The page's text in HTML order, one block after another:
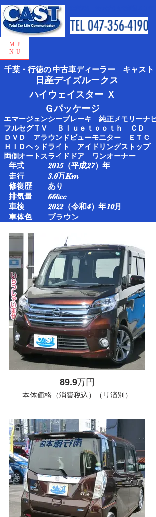
千葉・行徳の中古車ディーラー キャスト
ME
NU
日産デイズルークス
ハイウェイスター Ｘ
Ｇパッケージ
エマージェンシーブレーキ 純正メモリーナ
フルセグＴＶ Ｂｌｕｅｔｏｏｔｈ ＣＤ
ＤＶＤ アラウンドビューモニター ＥＴ
ＨＩＤヘッドライト アイドリングストッ
両側オートスライドドア ワンオーナー
年式 2015（平成27）年
走行 3.0万Km​
修復歴 あり
排気量 660cc
車検 2022（令和4）年10月​​
車体色 ブラウン
89.9万円
本体価格（消費税込）（リ済別）